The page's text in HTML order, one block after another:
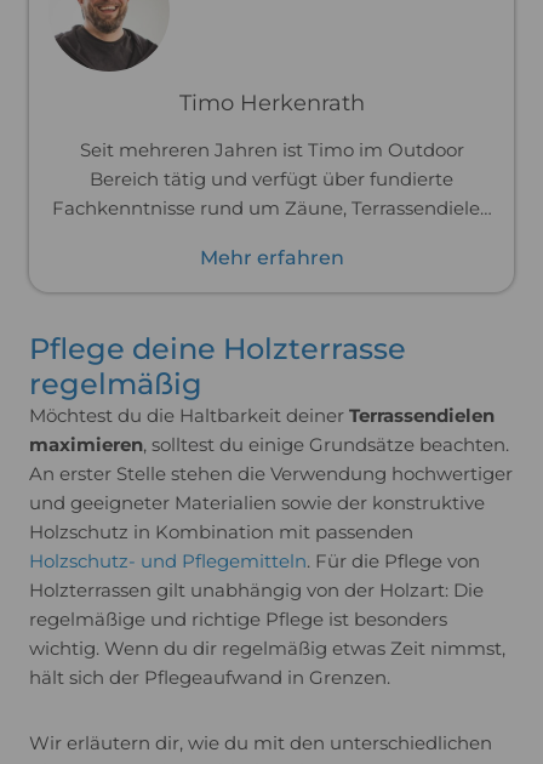
Timo Herkenrath
Seit mehreren Jahren ist Timo im Outdoor
Bereich tätig und verfügt über fundierte
Fachkenntnisse rund um Zäune, Terrassendielen
Durch seine tägliche Arbeit kennt er die
Anforderungen an Materialien, Montage und
bei der Auswahl passender Lösungen
Mehr erfahren
Pflege deine Holzterrasse
regelmäßig
Möchtest du die Haltbarkeit deiner Terrassendielen
maximieren, solltest du einige Grundsätze beachten.
An erster Stelle stehen die Verwendung hochwertiger
und geeigneter Materialien sowie der konstruktive
Holzschutz in Kombination mit passenden
Holzschutz- und Pflegemitteln. Für die Pflege von
Holzterrassen gilt unabhängig von der Holzart: Die
regelmäßige und richtige Pflege ist besonders
wichtig. Wenn du dir regelmäßig etwas Zeit nimmst,
hält sich der Pflegeaufwand in Grenzen.
Wir erläutern dir, wie du mit den unterschiedlichen